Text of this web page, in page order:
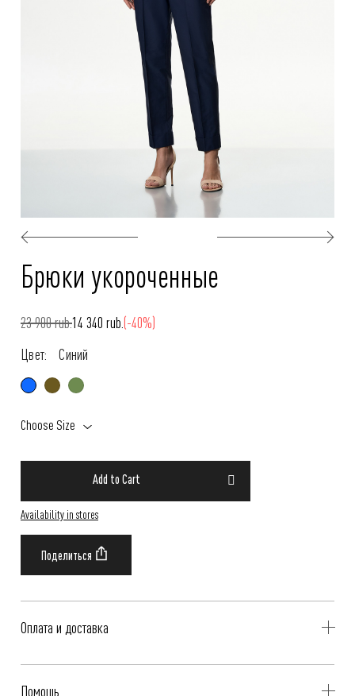
Брюки укороченные
23 900 rub.14 340 rub.(-40%)
Цвет:
Синий
Choose Size
Add to Cart
Availability in stores
Оплата и доставка
Помощь